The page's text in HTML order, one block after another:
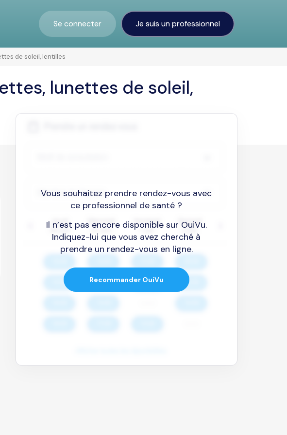
Se connecter Je suis un professionnel
de soleil, lentilles
lunettes de soleil,
Vous souhaitez prendre rendez-vous avec
ce professionnel de santé ?
Il n’est pas encore disponible sur OuiVu.
Indiquez-lui que vous avez cherché à
prendre un rendez-vous en ligne.
Recommander OuiVu